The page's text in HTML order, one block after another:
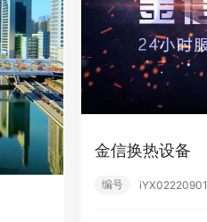
金信换热设备
编号 iYX02220901